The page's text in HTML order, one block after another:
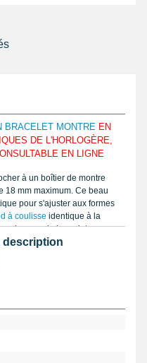
BRACELET MONTRE EN
DE L'HORLOGÈRE,
EN LIGNE
à un boîtier de montre
18 mm maximum. Ce beau
pour s'ajuster aux formes
à coulisse identique à la
largeur du bracelet que
la fermeture ardillon,
avec
horlogères de la rubrique
est un remplacement
description